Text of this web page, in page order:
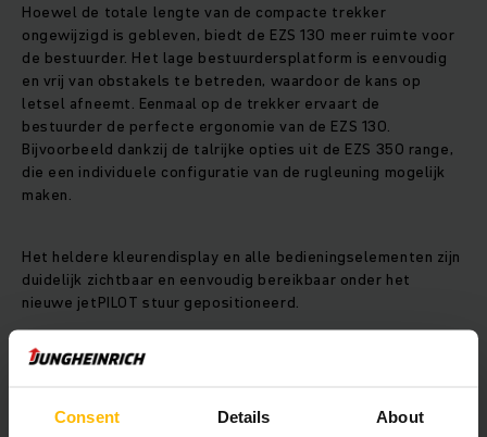
Consent Details About
Hoewel de totale lengte van de compacte trekker
ongewijzigd is gebleven, biedt de EZS 130 meer ruimte voor
de bestuurder. Het lage bestuurdersplatform is eenvoudig
en vrij van obstakels te betreden, waardoor de kans op
letsel afneemt. Eenmaal op de trekker ervaart de
bestuurder de perfecte ergonomie van de EZS 130.
Bijvoorbeeld dankzij de talrijke opties uit de EZS 350 range,
die een individuele configuratie van de rugleuning mogelijk
maken.
Het heldere kleurendisplay en alle bedieningselementen zijn
duidelijk zichtbaar en eenvoudig bereikbaar onder het
nieuwe jetPILOT stuur gepositioneerd.
De Jungheinrich EZS 130 trekt aanhangers met een gewicht
de trekker probleemloos worden aangepast aan elk